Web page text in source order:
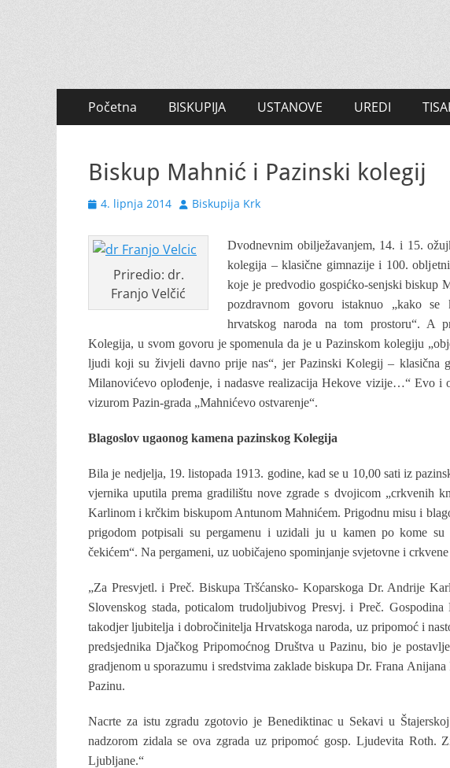
Primary
Menu
Početna BISKUPIJA USTANOVE UREDI
Biskup Mahnić i Pazinski kolegij
Posted
4. lipnja 2014 Author
Biskupija Krk
Priredio: dr.
Franjo Velčić
Dvodnevnim obilježavanjem, 14. i 15.
kolegija – klasične gimnazije i 100.
koje je predvodio gospićko-senjski biskup
pozdravnom govoru istaknuo „kako
hrvatskog naroda na tom prostoru“. A
Kolegija, u svom govoru je spomenula da je u Pazinskom kolegiju
ljudi koji su živjeli davno prije nas“, jer Pazinski Kolegij – klasična
Milanovićevo oplođenje, i nadasve realizacija Hekove vizije…“ Evo i
vizurom Pazin-grada „Mahnićevo ostvarenje“.
Blagoslov ugaonog kamena pazinskog Kolegija
Bila je nedjelja, 19. listopada 1913. godine, kad se u 10,00 sati iz
vjernika uputila prema gradilištu nove zgrade s dvojicom „crkvenih
Karlinom i krčkim biskupom Antunom Mahnićem. Prigodnu misu i
prigodom potpisali su pergamenu i uzidali ju u kamen po kome
čekićem“. Na pergameni, uz uobičajeno spominjanje svjetovne i
„Za Presvjetl. i Preč. Biskupa Tršćansko- Koparskoga Dr. Andrije
Slovenskog stada, poticalom trudoljubivog Presvj. i Preč.
takodjer ljubitelja i dobročinitelja Hrvatskoga naroda, uz pripomoć i
predsjednika Djačkog Pripomoćnog Društva u Pazinu, bio je
gradjenom u sporazumu i sredstvima zaklade biskupa Dr. Frana
Pazinu.
Nacrte za istu zgradu zgotovio je Benediktinac u Sekavi u
nadzorom zidala se ova zgrada uz pripomoć gosp. Ljudevita
Ljubljane.“